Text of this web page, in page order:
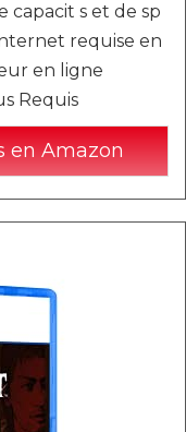
capacit s et de sp
requise en
en ligne
Requis
en Amazon